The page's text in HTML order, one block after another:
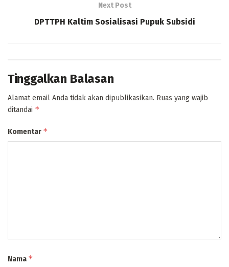
Next Post
DPTTPH Kaltim Sosialisasi Pupuk Subsidi
Tinggalkan Balasan
Alamat email Anda tidak akan dipublikasikan. Ruas yang wajib
ditandai *
Komentar *
Nama *